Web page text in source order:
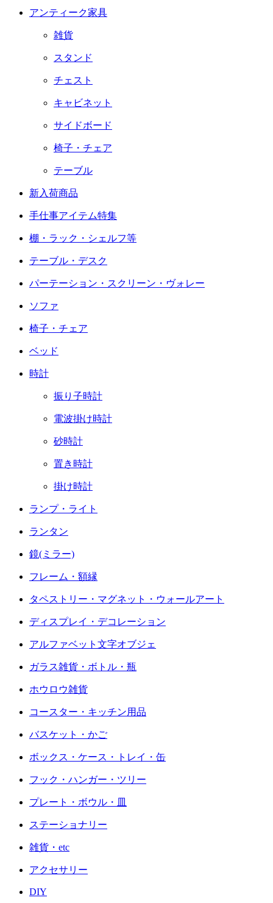
アンティーク家具
雑貨
スタンド
チェスト
キャビネット
サイドボード
椅子・チェア
テーブル
新入荷商品
手仕事アイテム特集
棚・ラック・シェルフ等
テーブル・デスク
パーテーション・スクリーン・ヴォレー
ソファ
椅子・チェア
ベッド
時計
振り子時計
電波掛け時計
砂時計
置き時計
掛け時計
ランプ・ライト
ランタン
鏡(ミラー)
フレーム・額縁
タペストリー・マグネット・ウォールアート
ディスプレイ・デコレーション
アルファベット文字オブジェ
ガラス雑貨・ボトル・瓶
ホウロウ雑貨
コースター・キッチン用品
バスケット・かご
ボックス・ケース・トレイ・缶
フック・ハンガー・ツリー
プレート・ボウル・皿
ステーショナリー
雑貨・etc
アクセサリー
DIY